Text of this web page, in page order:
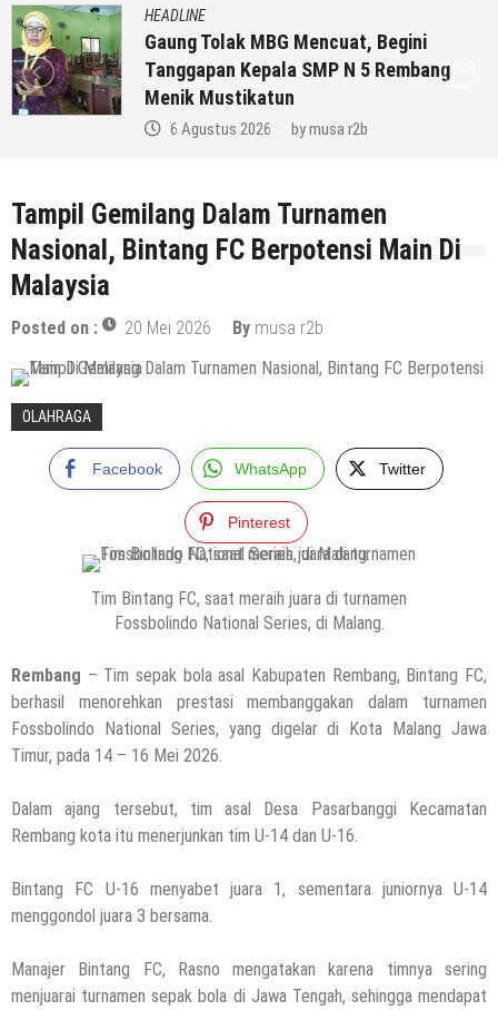
HEADLINE
Gaung Tolak MBG Mencuat, Begini
Tanggapan Kepala SMP N 5 Rembang
Menik Mustikatun
6 Agustus 2026 bymusa r2b
Tampil Gemilang Dalam Turnamen
Nasional, Bintang FC Berpotensi Main Di
Malaysia
Posted on : 20 Mei 2026 By musa r2b
OLAHRAGA
Facebook WhatsApp Twitter
Pinterest
Tim Bintang FC, saat meraih juara di turnamen
Fossbolindo National Series, di Malang.
Rembang – Tim sepak bola asal Kabupaten Rembang, Bintang FC,
berhasil menorehkan prestasi membanggakan dalam turnamen
Fossbolindo National Series, yang digelar di Kota Malang Jawa
Timur, pada 14 – 16 Mei 2026.
Dalam ajang tersebut, tim asal Desa Pasarbanggi Kecamatan
Rembang kota itu menerjunkan tim U-14 dan U-16.
Bintang FC U-16 menyabet juara 1, sementara juniornya U-14
menggondol juara 3 bersama.
Manajer Bintang FC, Rasno mengatakan karena timnya sering
menjuarai turnamen sepak bola di Jawa Tengah, sehingga mendapat